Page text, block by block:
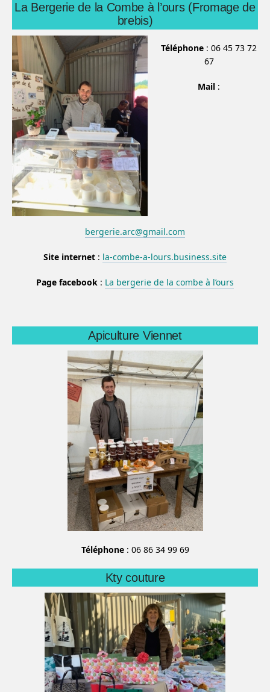
La Bergerie de la Combe à l’ours (Fromage de
brebis)
Téléphone : 06 45 73 72
67
Mail :
bergerie.arc@gmail.com
Site internet : la-combe-a-lours.business.site
Page facebook : La bergerie de la combe à l’ours
Apiculture Viennet
Téléphone: 06 86 34 99 69
Kty couture